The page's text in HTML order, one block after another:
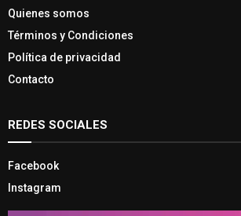
Quienes somos
Términos y Condiciones
Política de privacidad
Contacto
REDES SOCIALES
Facebook
Instagram